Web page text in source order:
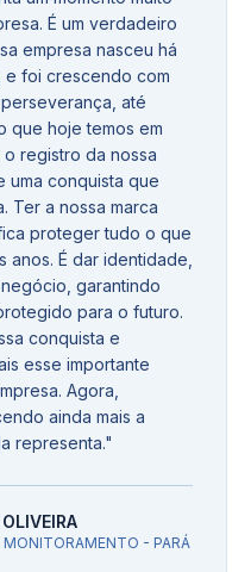
É um verdadeiro
empresa nasceu há
e foi crescendo com
até
que hoje temos em
o registro da nossa
uma conquista que
Ter a nossa marca
proteger tudo o que
É dar identidade,
garantindo
para o futuro.
conquista e
esse importante
Agora,
ainda mais a
representa."
- PARÁ